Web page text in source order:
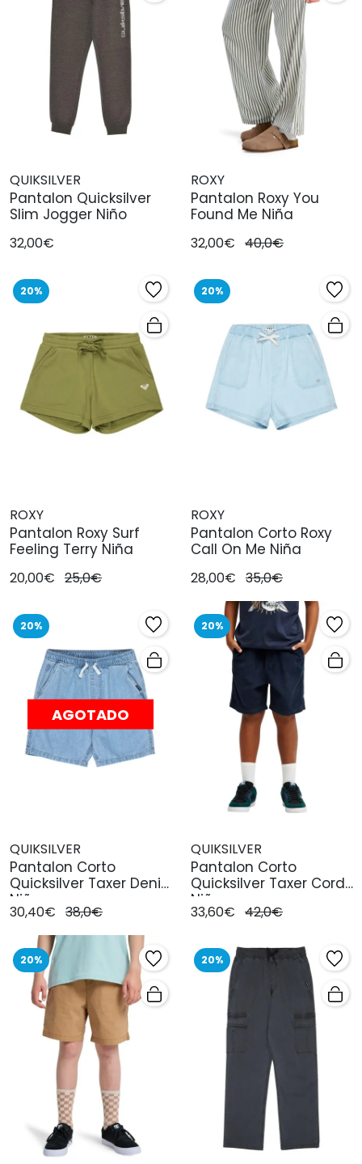
QUIKSILVER
Pantalon Quicksilver
Slim Jogger Niño
32,00€
ROXY
Pantalon Roxy You
Found Me Niña
32,00€ 40,0€
20%
ROXY
Pantalon Roxy Surf
Feeling Terry Niña
20,00€ 25,0€
20%
ROXY
Pantalon Corto Roxy
Call On Me Niña
28,00€ 35,0€
20%
AGOTADO
QUIKSILVER
Pantalon Corto
Quicksilver Taxer Denim
Niño
30,40€ 38,0€
20%
QUIKSILVER
Pantalon Corto
Quicksilver Taxer Cord
Niño
33,60€ 42,0€
20% 20%